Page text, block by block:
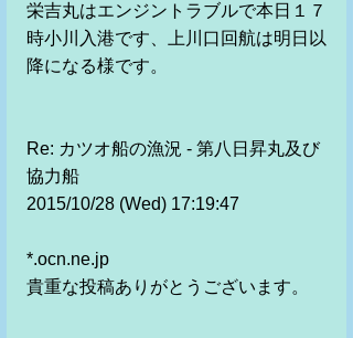
栄吉丸はエンジントラブルで本日１７
時小川入港です、上川口回航は明日以
降になる様です。
Re: カツオ船の漁況 - 第八日昇丸及び
協力船
2015/10/28 (Wed) 17:19:47
*.ocn.ne.jp
貴重な投稿ありがとうございます。